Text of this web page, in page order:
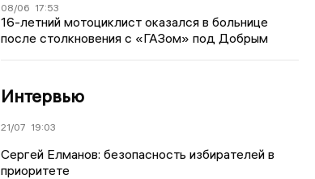
08/06 17:53
16-летний мотоциклист оказался в больнице
после столкновения с «ГАЗом» под Добрым
Интервью
21/07 19:03
Сергей Елманов: безопасность избирателей в
приоритете